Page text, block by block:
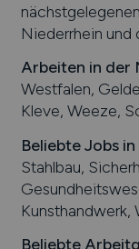
Niederrhein und
Arbeiten in der
Westfalen,
Kleve, Weeze,
Beliebte Jobs in
Stahlbau,
Kunsthandwerk,
Beliebte